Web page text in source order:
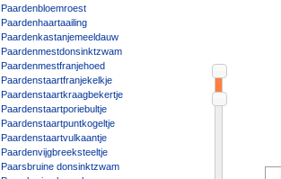
Paardenbloemroest
Paardenhaartaailing
Paardenkastanjemeeldauw
Paardenmestdonsinktzwam
Paardenmestfranjehoed
Paardenstaartfranjekelkje
Paardenstaartkraagbekertje
Paardenstaartporiebultje
Paardenstaartpuntkogeltje
Paardenstaartvulkaantje
Paardenvijgbreeksteeltje
Paarsbruine donsinktzwam